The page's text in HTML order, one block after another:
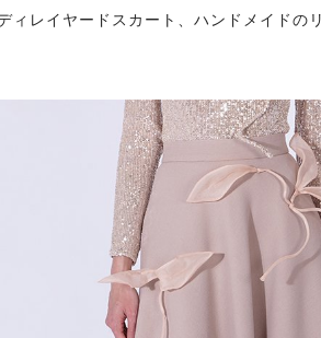
ィレイヤードスカート、ハンドメイドの